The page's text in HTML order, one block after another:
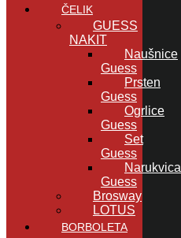
ČELIK
GUESS
NAKIT
Naušnice
Guess
Prsten
Guess
Ogrlice
Guess
Set
Guess
Narukvica
Guess
Brosway
LOTUS
BORBOLETA